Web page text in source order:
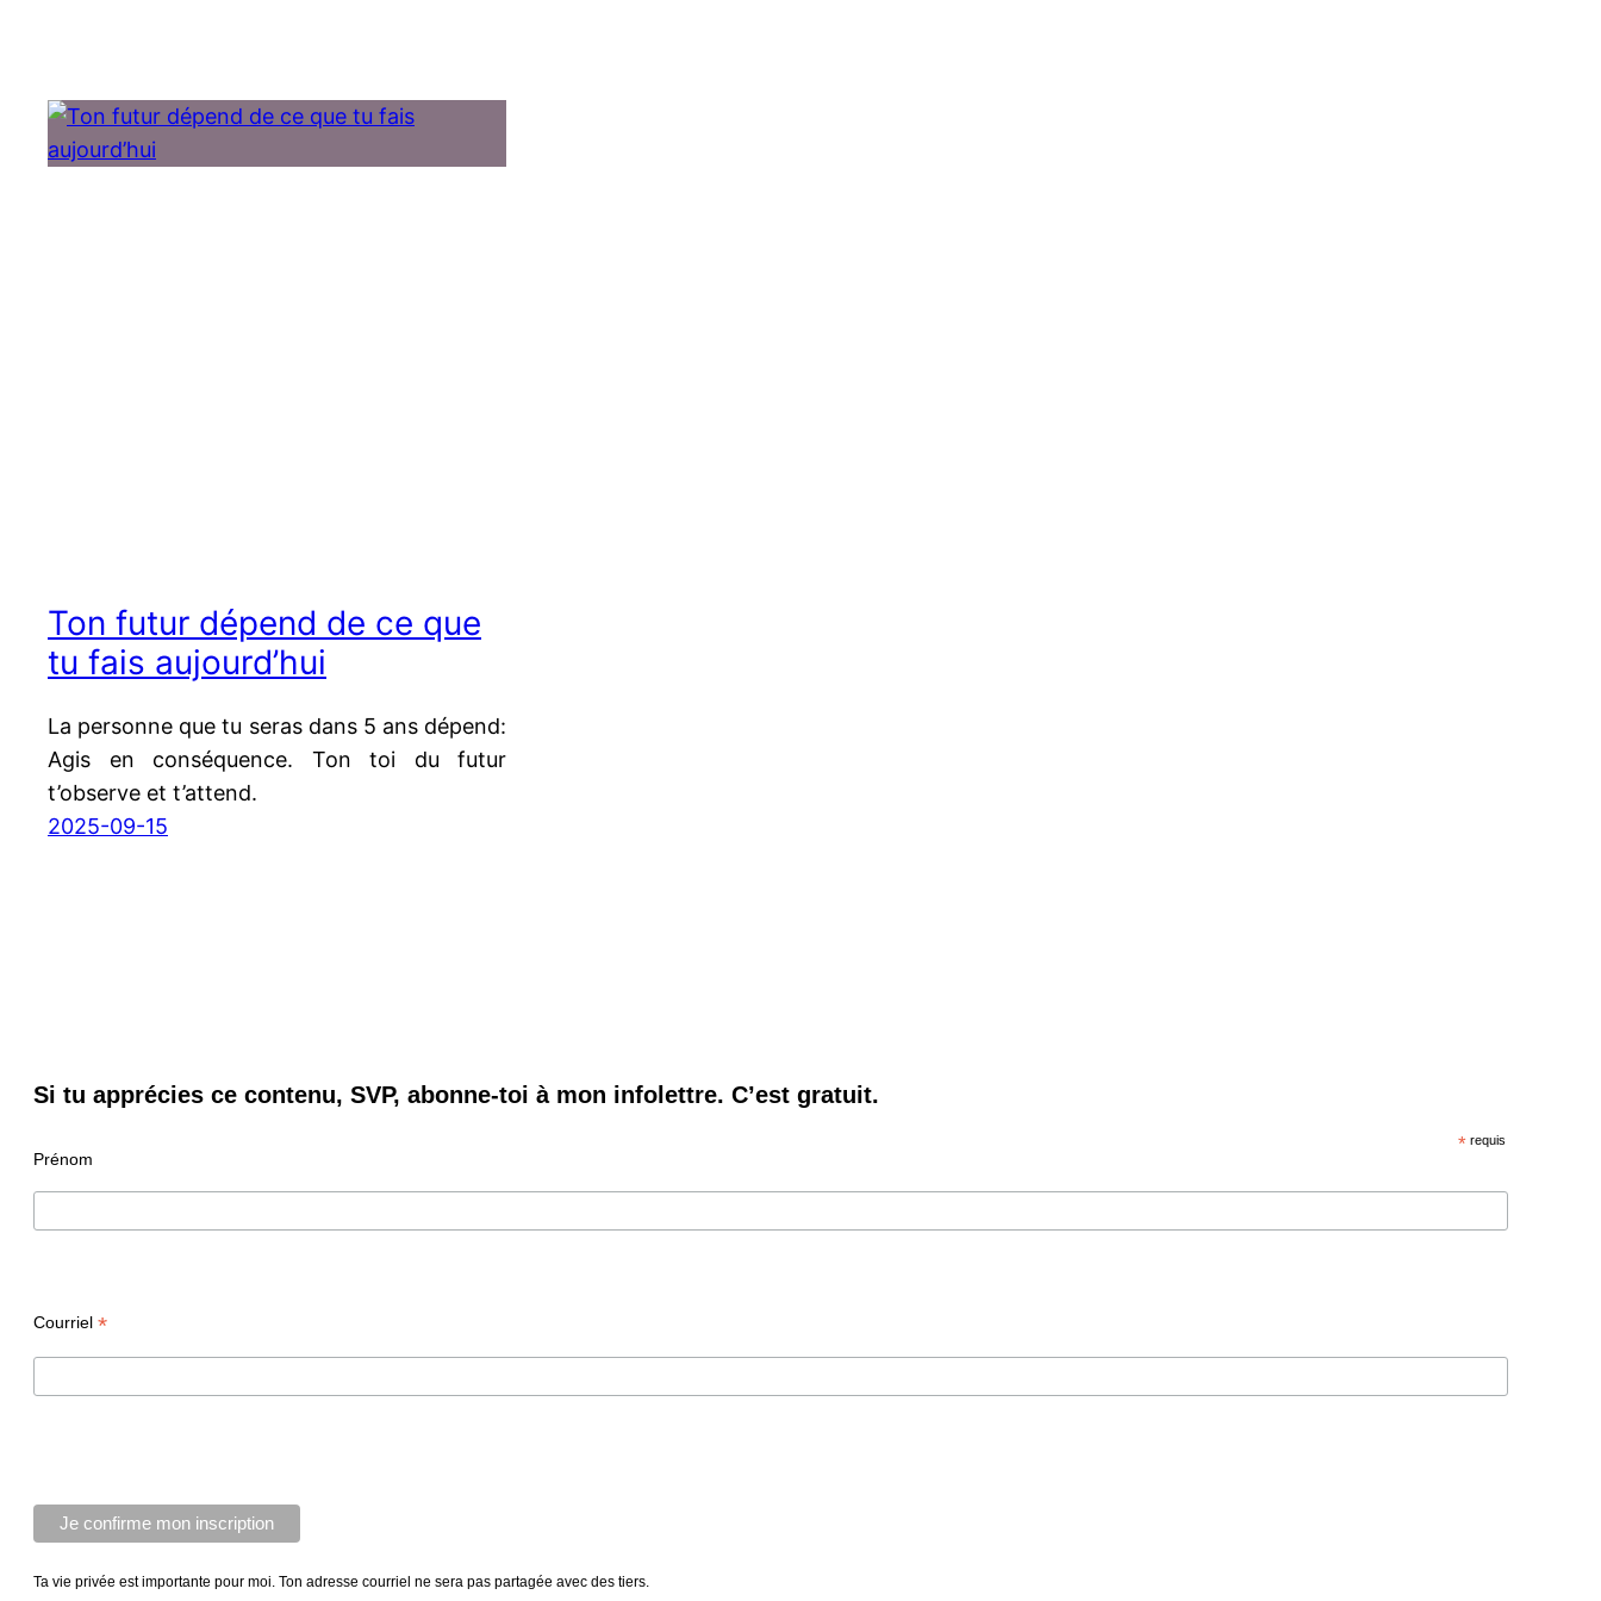
Ton futur dépend de ce que
tu fais aujourd’hui
La personne que tu seras dans 5 ans dépend:
Agis en conséquence. Ton toi du futur
t’observe et t’attend.
2025-09-15
Si tu apprécies ce contenu, SVP, abonne-toi à mon infolettre. C’est gratuit.
* requis
Prénom
Courriel *
Ta vie privée est importante pour moi. Ton adresse courriel ne sera pas partagée avec des tiers.